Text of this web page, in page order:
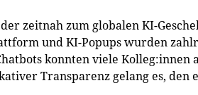
zeitnah zum globalen KI-
und KI-Popups wurden
konnten viele Kolleg:innen
Transparenz gelang es, den